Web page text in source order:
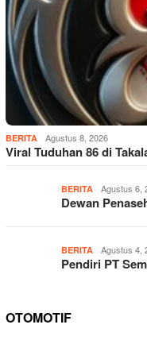
BERITA Agustus 8, 2026
Viral Tuduhan 86 di
BERITA Agustus 6,
Dewan
BERITA Agustus 4,
Pendiri PT
OTOMOTIF